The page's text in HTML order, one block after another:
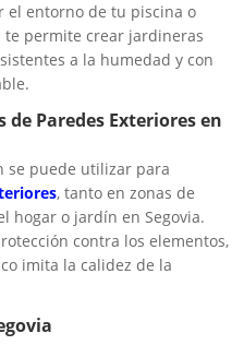
el entorno de tu piscina o
te permite crear jardineras
a la humedad y con
Paredes Exteriores en
se puede utilizar para
, tanto en zonas de
hogar o jardín en Segovia.
contra los elementos,
imita la calidez de la